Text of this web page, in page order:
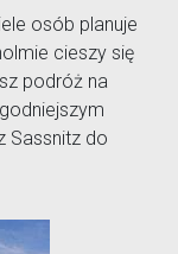
osób planuje
cieszy się
podróż na
Sassnitz do